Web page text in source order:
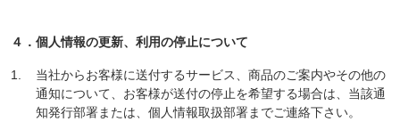
４．個人情報の更新、利用の停止について
当社からお客様に送付するサービス、商品のご案内やその他の
通知について、お客様が送付の停止を希望する場合は、当該通
知発行部署または、個人情報取扱部署までご連絡下さい。